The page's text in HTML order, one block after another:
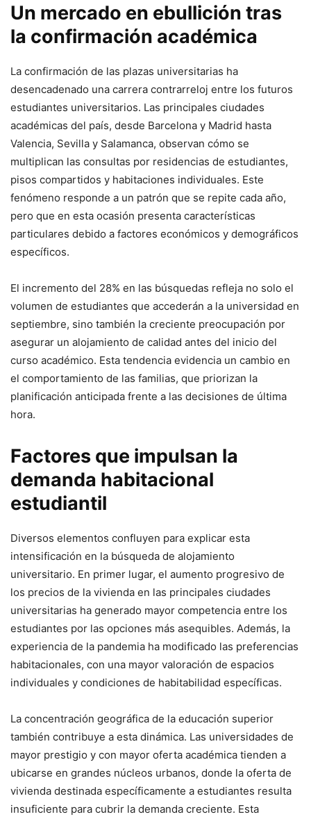
Un mercado en ebullición tras
la confirmación académica
La confirmación de las plazas universitarias ha
desencadenado una carrera contrarreloj entre los futuros
estudiantes universitarios. Las principales ciudades
académicas del país, desde Barcelona y Madrid hasta
Valencia, Sevilla y Salamanca, observan cómo se
multiplican las consultas por residencias de estudiantes,
pisos compartidos y habitaciones individuales. Este
fenómeno responde a un patrón que se repite cada año,
pero que en esta ocasión presenta características
particulares debido a factores económicos y demográficos
específicos.
El incremento del 28% en las búsquedas refleja no solo el
volumen de estudiantes que accederán a la universidad en
septiembre, sino también la creciente preocupación por
asegurar un alojamiento de calidad antes del inicio del
curso académico. Esta tendencia evidencia un cambio en
el comportamiento de las familias, que priorizan la
planificación anticipada frente a las decisiones de última
hora.
Factores que impulsan la
demanda habitacional
estudiantil
Diversos elementos confluyen para explicar esta
intensificación en la búsqueda de alojamiento
universitario. En primer lugar, el aumento progresivo de
los precios de la vivienda en las principales ciudades
universitarias ha generado mayor competencia entre los
estudiantes por las opciones más asequibles. Además, la
experiencia de la pandemia ha modificado las preferencias
habitacionales, con una mayor valoración de espacios
individuales y condiciones de habitabilidad específicas.
La concentración geográfica de la educación superior
también contribuye a esta dinámica. Las universidades de
mayor prestigio y con mayor oferta académica tienden a
ubicarse en grandes núcleos urbanos, donde la oferta de
vivienda destinada específicamente a estudiantes resulta
insuficiente para cubrir la demanda creciente. Esta